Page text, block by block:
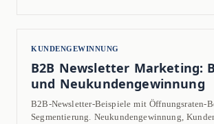
KUNDENGEWINNUNG
B2B Newsletter Marketing:
und Neukundengewinnung
B2B-Newsletter-Beispiele mit Öffnungsraten-
Segmentierung. Neukundengewinnung,